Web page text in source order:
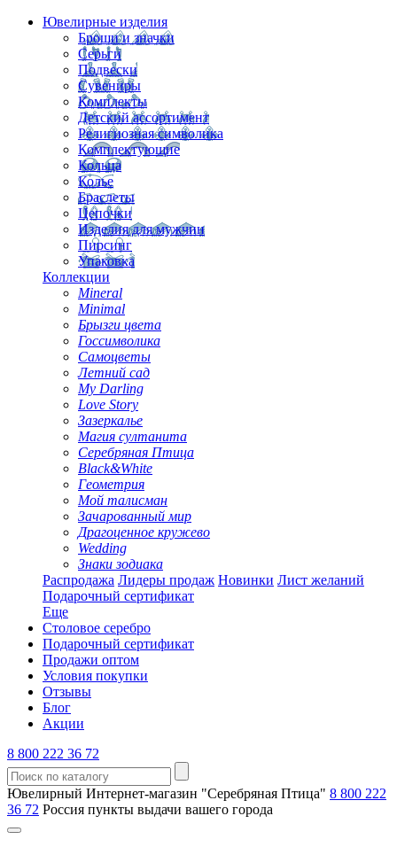
Ювелирные изделия
Броши и значки
Серьги
Подвески
Сувениры
Комплекты
Детский ассортимент
Религиозная символика
Комплектующие
Кольца
Колье
Браслеты
Цепочки
Изделия для мужчин
Пирсинг
Упаковка
Коллекции
Mineral
Minimal
Брызги цвета
Госсимволика
Самоцветы
Летний сад
My Darling
Love Story
Зазеркалье
Магия султанита
Серебряная Птица
Black&White
Геометрия
Мой талисман
Зачарованный мир
Драгоценное кружево
Wedding
Знаки зодиака
Распродажа Лидеры продаж Новинки Лист желаний
Подарочный сертификат
Еще
Столовое серебро
Подарочный сертификат
Продажи оптом
Условия покупки
Отзывы
Блог
Акции
8 800 222 36 72
Ювелирный Интернет-магазин "Серебряная Птица" 8 800 222
36 72 Россия пункты выдачи вашего города